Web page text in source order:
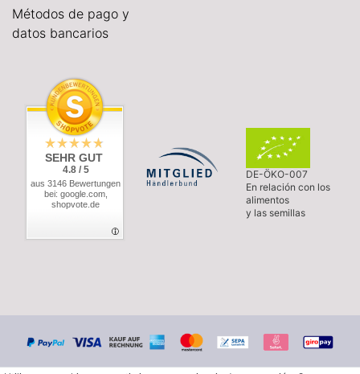
Métodos de pago y
datos bancarios
SEHR GUT
4.8 / 5
aus 3146 Bewertungen
bei: google.com,
shopvote.de
DE-ÖKO-007
En relación con los
alimentos
y las semillas